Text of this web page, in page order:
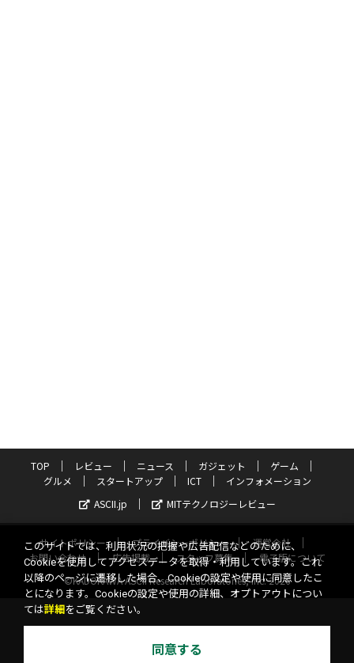
TOP レビュー ニュース ガジェット
ゲーム
グルメ
スタートアップ ICT
インフォメーション
ASCII.jp
MITテクノロジーレビュー
サイトポリシー プライバシーポリシー
運営会社
お問い合わせ
広告掲載 スタッフ募集
電子版について
©KADOKAWA ASCII Research Laboratories, Inc. 2026
このサイトでは、利用状況の把握や広告配信などのために、
Cookieを使用してアクセスデータを取得・利用しています。これ
以降のページに遷移した場合、Cookieの設定や使用に同意したこ
とになります。Cookieの設定や使用の詳細、オプトアウトについ
ては詳細 をご覧ください。
同意する